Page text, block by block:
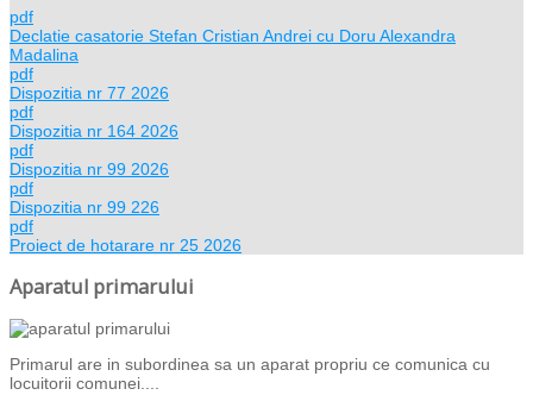
pdf
Declatie casatorie Stefan Cristian Andrei cu Doru Alexandra
Madalina
pdf
Dispozitia nr 77 2026
pdf
Dispozitia nr 164 2026
pdf
Dispozitia nr 99 2026
pdf
Dispozitia nr 99 226
pdf
Proiect de hotarare nr 25 2026
Aparatul primarului
Primarul are in subordinea sa un aparat propriu ce comunica cu
locuitorii comunei....